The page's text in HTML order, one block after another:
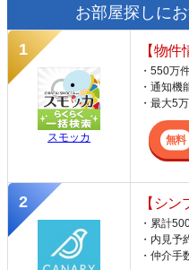
お部屋探しに
スモッカ
【物件
・550万
・通知機
・最大5
【シン
・累計
・内見予
・仲介手